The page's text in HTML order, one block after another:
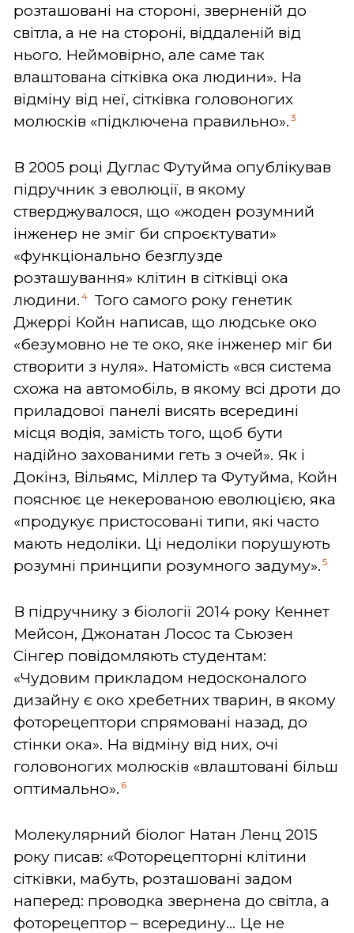
розташовані на стороні, зверненій до
світла, а не на стороні, віддаленій від
нього. Неймовірно, але саме так
влаштована сітківка ока людини». На
відміну від неї, сітківка головоногих
молюсків «підключена правильно». 3
В 2005 році Дуглас Футуйма опублікував
підручник з еволюції, в якому
стверджувалося, що «жоден розумний
інженер не зміг би спроєктувати»
«функціонально безглузде
розташування» клітин в сітківці ока
людини. 4 Того самого року генетик
Джеррі Койн написав, що людське око
«безумовно не те око, яке інженер міг би
створити з нуля». Натомість «вся система
схожа на автомобіль, в якому всі дроти до
приладової панелі висять всередині
місця водія, замість того, щоб бути
надійно захованими геть з очей». Як і
Докінз, Вільямс, Міллер та Футуйма, Койн
пояснює це некерованою еволюцією, яка
«продукує пристосовані типи, які часто
мають недоліки. Ці недоліки порушують
розумні принципи розумного задуму». 5
В підручнику з біології 2014 року Кеннет
Мейсон, Джонатан Лосос та Сьюзен
Сінгер повідомляють студентам:
«Чудовим прикладом недосконалого
дизайну є око хребетних тварин, в якому
фоторецептори спрямовані назад, до
стінки ока». На відміну від них, очі
головоногих молюсків «влаштовані більш
оптимально». 6
Молекулярний біолог Натан Ленц 2015
року писав: «Фоторецепторні клітини
сітківки, мабуть, розташовані задом
наперед: проводка звернена до світла, а
фоторецептор – всередину... Це не